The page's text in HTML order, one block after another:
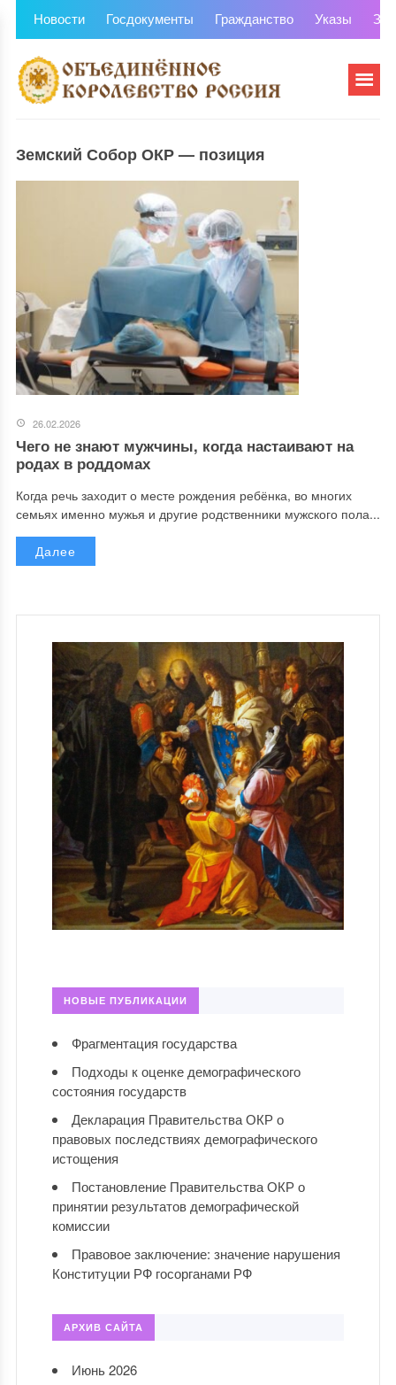
Новости Госдокументы Гражданство Указы
Земский Собор ОКР — позиция
26.02.2026
Чего не знают мужчины, когда настаивают на
родах в роддомах
Когда речь заходит о месте рождения ребёнка, во многих
семьях именно мужья и другие родственники мужского пола...
Далее
НОВЫЕ ПУБЛИКАЦИИ
Фрагментация государства
Подходы к оценке демографического
состояния государств
Декларация Правительства ОКР о
правовых последствиях демографического
истощения
Постановление Правительства ОКР о
принятии результатов демографической
комиссии
Правовое заключение: значение нарушения
Конституции РФ госорганами РФ
АРХИВ САЙТА
Июнь 2026